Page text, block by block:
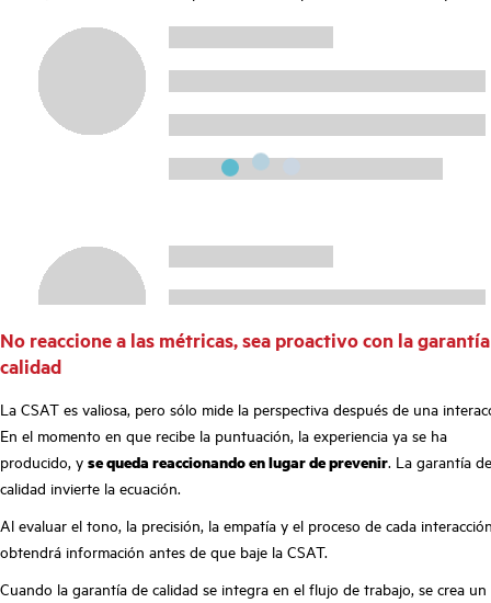
No reaccione a las métricas, sea proactivo con la
calidad
La CSAT es valiosa, pero sólo mide la perspectiva después de una
En el momento en que recibe la puntuación, la experiencia ya se ha
producido, y se queda reaccionando en lugar de prevenir. La garantía de
calidad invierte la ecuación.
Al evaluar el tono, la precisión, la empatía y el proceso de cada
obtendrá información antes de que baje la CSAT.
Cuando la garantía de calidad se integra en el flujo de trabajo, se crea un